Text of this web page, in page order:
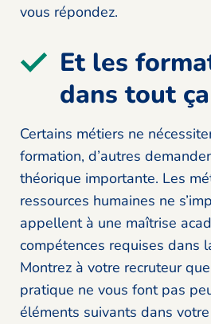
vous répondez.
Et les
dans tout
Certains métiers ne
formation, d’autres
théorique importante. Les
ressources humaines ne
appellent à une maîtrise
compétences requises dans
Montrez à votre recruteur
pratique ne vous font pas
éléments suivants dans